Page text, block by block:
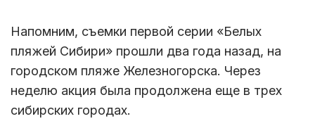
Напомним, съемки первой серии «Белых
пляжей Сибири» прошли два года назад, на
городском пляже Железногорска. Через
неделю акция была продолжена еще в трех
сибирских городах.